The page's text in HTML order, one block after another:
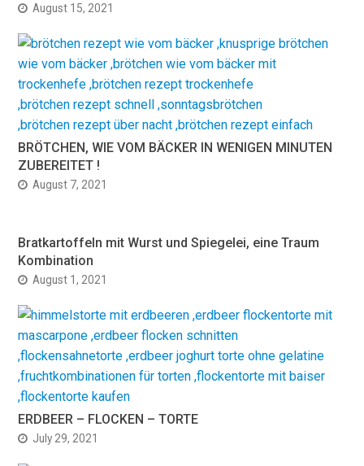
August 15, 2021
BRÖTCHEN, WIE VOM BÄCKER IN WENIGEN MINUTEN
ZUBEREITET !
August 7, 2021
Bratkartoffeln mit Wurst und Spiegelei, eine Traum
Kombination
August 1, 2021
ERDBEER – FLOCKEN – TORTE
July 29, 2021